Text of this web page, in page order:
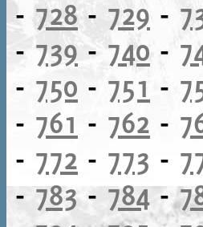
-728- 729 -
-739-740 -
- 750 - 751 -
- 761 - 762 -
- 772 - 773 -
-783-784-